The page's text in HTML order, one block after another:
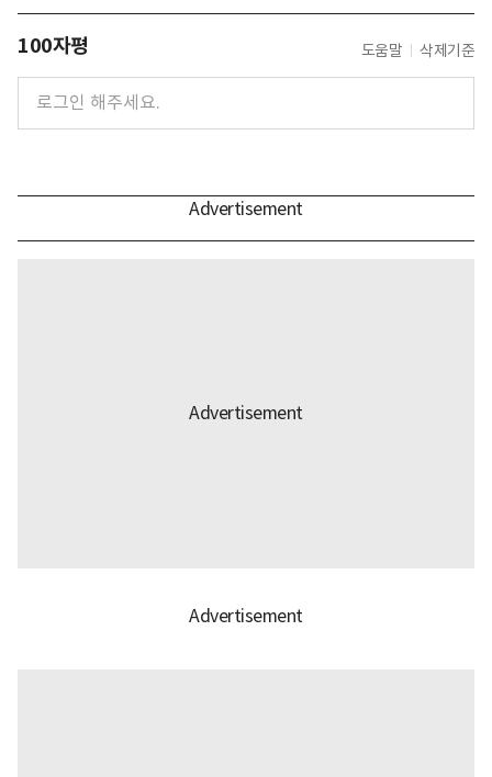
100자평 도움말 삭제기준